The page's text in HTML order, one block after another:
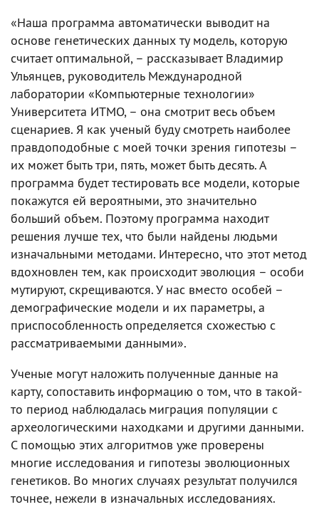
«Наша программа автоматически выводит на
основе генетических данных ту модель, которую
считает оптимальной, – рассказывает Владимир
Ульянцев, руководитель Международной
лаборатории «Компьютерные технологии»
Университета ИТМО, – она смотрит весь объем
сценариев. Я как ученый буду смотреть наиболее
правдоподобные с моей точки зрения гипотезы –
их может быть три, пять, может быть десять. А
программа будет тестировать все модели, которые
покажутся ей вероятными, это значительно
больший объем. Поэтому программа находит
решения лучше тех, что были найдены людьми
изначальными методами. Интересно, что этот метод
вдохновлен тем, как происходит эволюция – особи
мутируют, скрещиваются. У нас вместо особей –
демографические модели и их параметры, а
приспособленность определяется схожестью с
рассматриваемыми данными».
Ученые могут наложить полученные данные на
карту, сопоставить информацию о том, что в такой-
то период наблюдалась миграция популяции с
археологическими находками и другими данными.
С помощью этих алгоритмов уже проверены
многие исследования и гипотезы эволюционных
генетиков. Во многих случаях результат получился
точнее, нежели в изначальных исследованиях.